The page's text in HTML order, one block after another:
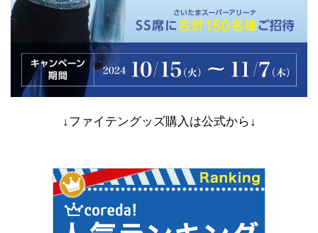
↓ファイテングッズ購入は公式から↓